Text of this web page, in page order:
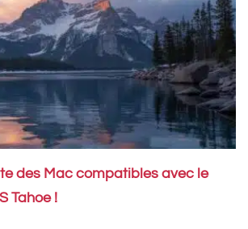
des Mac compatibles avec le
Tahoe !